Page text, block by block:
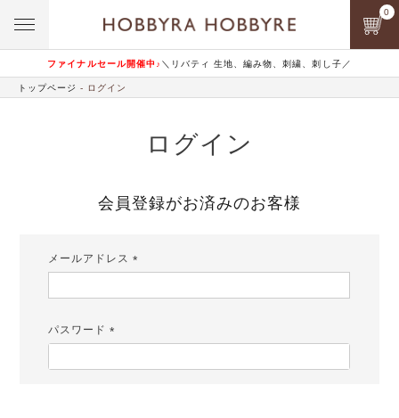
ファイナルセール開催中♪ ＼リバティ 生地、編み物、刺繍、刺し子／
0
トップページ ログイン
ログイン
会員登録がお済みのお客様
メールアドレス
パスワード